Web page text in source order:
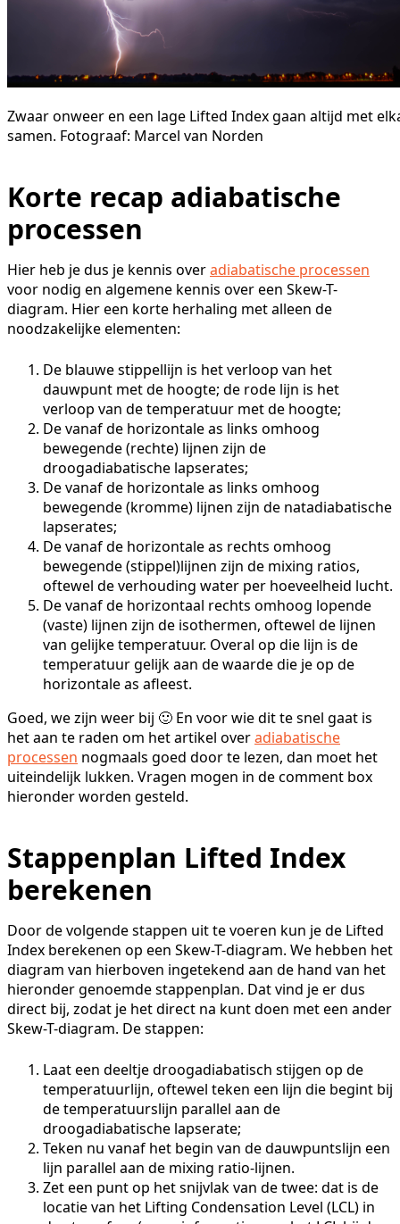
Zwaar onweer en een lage Lifted Index gaan altijd met
samen. Fotograaf: Marcel van Norden
Korte recap adiabatische
processen
Hier heb je dus je kennis overadiabatische processen
voor nodig en algemene kennis over een Skew-T-
diagram. Hier een korte herhaling met alleen de
noodzakelijke elementen:
De blauwe stippellijn is het verloop van het
dauwpunt met de hoogte; de rode lijn is het
verloop van de temperatuur met de hoogte;
De vanaf de horizontale as links omhoog
bewegende (rechte) lijnen zijn de
droogadiabatische lapserates;
De vanaf de horizontale as links omhoog
bewegende (kromme) lijnen zijn de natadiabatische
lapserates;
De vanaf de horizontale as rechts omhoog
bewegende (stippel)lijnen zijn de mixing ratios,
oftewel de verhouding water per hoeveelheid lucht.
De vanaf de horizontaal rechts omhoog lopende
(vaste) lijnen zijn de isothermen, oftewel de lijnen
van gelijke temperatuur. Overal op die lijn is de
temperatuur gelijk aan de waarde die je op de
horizontale as afleest.
Goed, we zijn weer bij 🙂 En voor wie dit te snel gaat is
het aan te raden om het artikel overadiabatische
processen nogmaals goed door te lezen, dan moet het
uiteindelijk lukken. Vragen mogen in de comment box
hieronder worden gesteld.
Stappenplan Lifted Index
berekenen
Door de volgende stappen uit te voeren kun je de Lifted
Index berekenen op een Skew-T-diagram. We hebben het
diagram van hierboven ingetekend aan de hand van het
hieronder genoemde stappenplan. Dat vind je er dus
direct bij, zodat je het direct na kunt doen met een ander
Skew-T-diagram. De stappen:
Laat een deeltje droogadiabatisch stijgen op de
temperatuurlijn, oftewel teken een lijn die begint bij
de temperatuurslijn parallel aan de
droogadiabatische lapserate;
Teken nu vanaf het begin van de dauwpuntslijn een
lijn parallel aan de mixing ratio-lijnen.
Zet een punt op het snijvlak van de twee: dat is de
locatie van het Lifting Condensation Level (LCL) in